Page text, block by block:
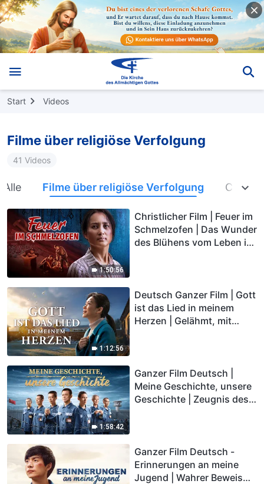
Start Videos
Filme über religiöse Verfolgung
41 Videos
Alle Filme über religiöse Verfolgung
1:50:56
Christlicher Film | Feuer im
Schmelzofen | Das Wunder
des Blühens vom Leben im
1:12:56
Deutsch Ganzer Film | Gott
ist das Lied in meinem
Herzen | Gelähmt, mit
Lebens?
1:58:42
Ganzer Film Deutsch |
Meine Geschichte, unsere
Geschichte | Zeugnis des
Ganzer Film Deutsch -
Erinnerungen an meine
Jugend | Wahrer Beweis